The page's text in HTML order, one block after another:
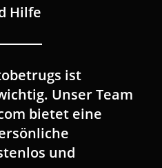
Hilfe
ist
Unser Team
bietet eine
und